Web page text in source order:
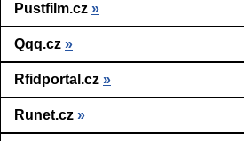
Pustfilm.cz »
Qqq.cz »
Rfidportal.cz »
Runet.cz »